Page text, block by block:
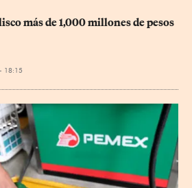
más de 1,000 millones de pesos
18:15